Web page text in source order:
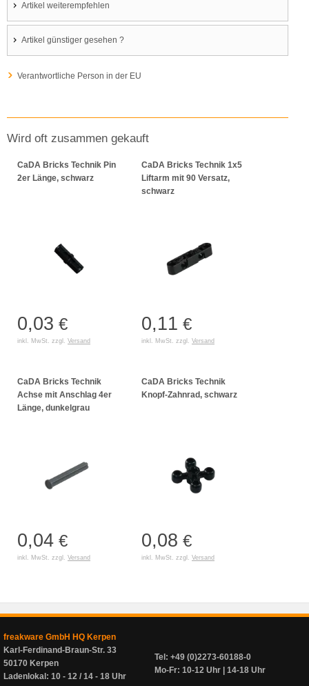
Artikel weiterempfehlen
Artikel günstiger gesehen ?
Verantwortliche Person in der EU
Wird oft zusammen gekauft
CaDA Bricks Technik Pin
2er Länge, schwarz
0,03 €
inkl. MwSt. zzgl. Versand
CaDA Bricks Technik 1x5
Liftarm mit 90 Versatz,
schwarz
0,11 €
inkl. MwSt. zzgl. Versand
CaDA Bricks Technik
Achse mit Anschlag 4er
Länge, dunkelgrau
0,04 €
inkl. MwSt. zzgl. Versand
CaDA Bricks Technik
Knopf-Zahnrad, schwarz
0,08 €
inkl. MwSt. zzgl. Versand
freakware GmbH HQ Kerpen
Karl-Ferdinand-Braun-Str. 33
50170 Kerpen
Ladenlokal: 10 - 12 / 14 - 18 Uhr
Tel: +49 (0)2273-60188-0
Mo-Fr: 10-12 Uhr | 14-18 Uhr